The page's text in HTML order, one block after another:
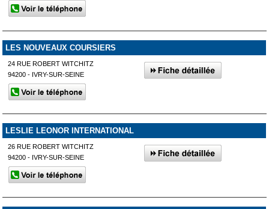
LES NOUVEAUX COURSIERS
24 RUE ROBERT WITCHITZ
94200 - IVRY-SUR-SEINE
LESLIE LEONOR INTERNATIONAL
26 RUE ROBERT WITCHITZ
94200 - IVRY-SUR-SEINE